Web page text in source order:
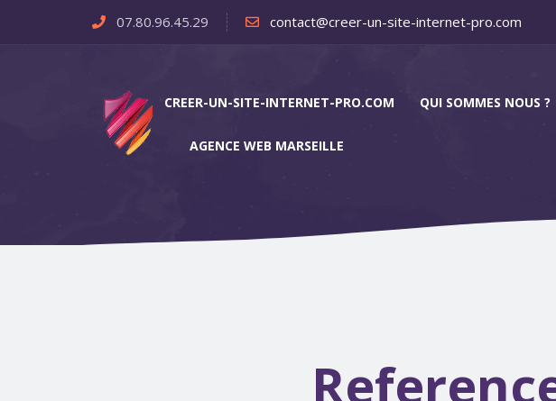
07.80.96.45.29 contact@creer-un-site-internet-pro.com
CREER-UN-SITE-INTERNET-PRO.COM QUI SOMMES NOUS ?
AGENCE WEB MARSEILLE